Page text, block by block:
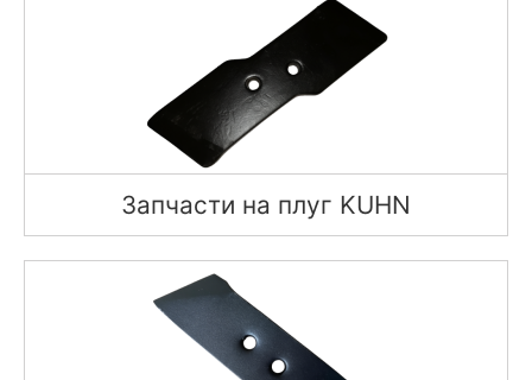
Запчасти на плуг KUHN